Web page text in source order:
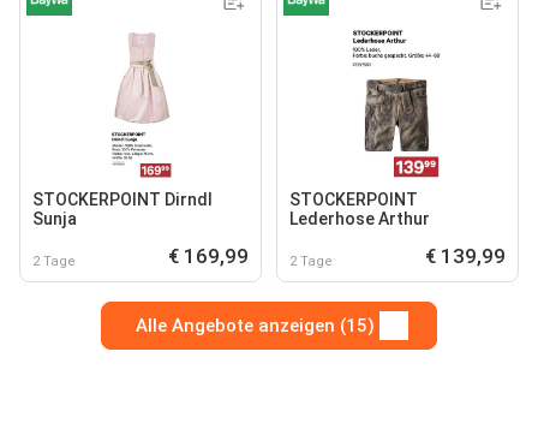
STOCKERPOINT Dirndl
Sunja
2 Tage € 169,99
STOCKERPOINT
Lederhose Arthur
2 Tage € 139,99
Alle Angebote anzeigen (15)